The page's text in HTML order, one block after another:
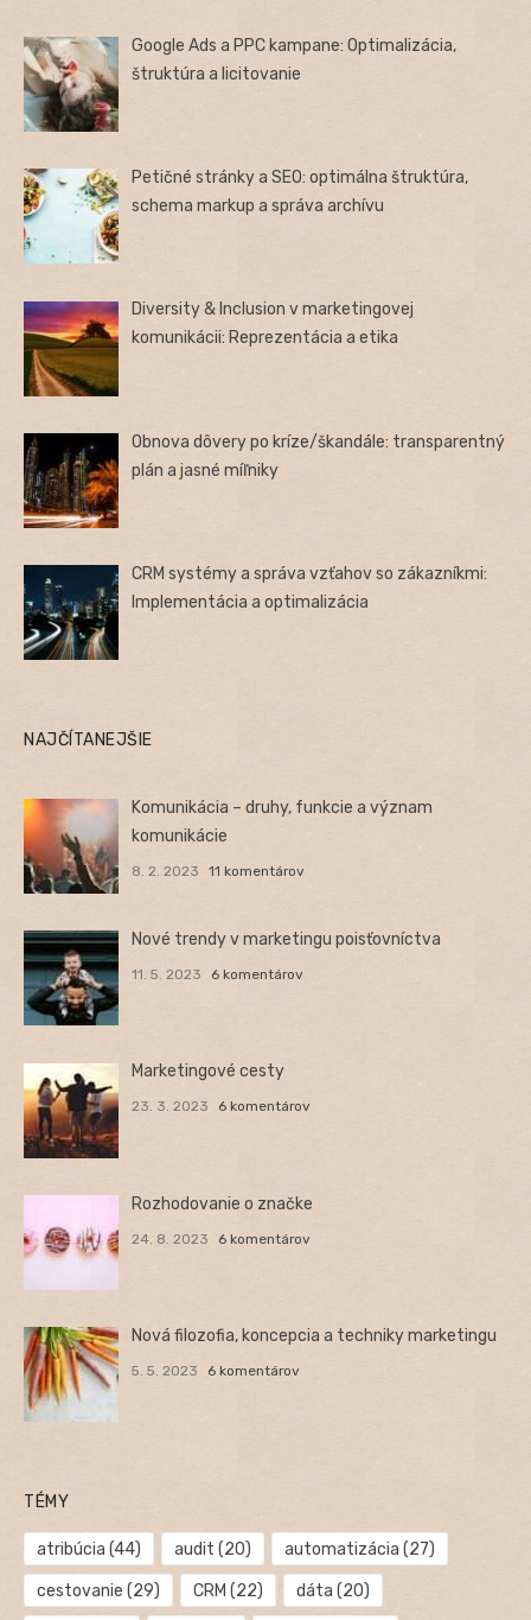
Google Ads a PPC kampane: Optimalizácia,
štruktúra a licitovanie
Petičné stránky a SEO: optimálna štruktúra,
schema markup a správa archívu
Diversity & Inclusion v marketingovej
komunikácii: Reprezentácia a etika
Obnova dôvery po kríze/škandále: transparentný
plán a jasné míľniky
CRM systémy a správa vzťahov so zákazníkmi:
Implementácia a optimalizácia
NAJČÍTANEJŠIE
Komunikácia – druhy, funkcie a význam
komunikácie
8. 2. 2023 11 komentárov
Nové trendy v marketingu poisťovníctva
11. 5. 2023 6 komentárov
Marketingové cesty
23. 3. 2023 6 komentárov
Rozhodovanie o značke
24. 8. 2023 6 komentárov
Nová filozofia, koncepcia a techniky marketingu
5. 5. 2023 6 komentárov
TÉMY
atribúcia (44) audit (20) automatizácia (27)
cestovanie (29) CRM (22) dáta (20)